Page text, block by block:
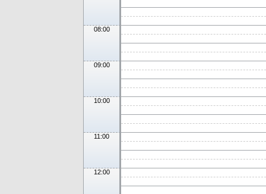
08:00
09:00
10:00
11:00
12:00